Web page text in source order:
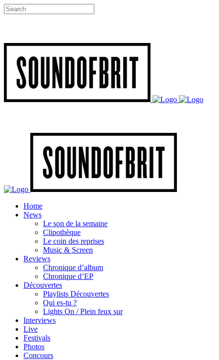
Home
News
Le son de la semaine
Clipothèque
Le coin des reprises
Music & Screen
Reviews
Chronique d’album
Chronique d’EP
Découvertes
Playlists Découvertes
Qui es-tu ?
Lights On / Plein feux sur
Interviews
Live
Festivals
Photos
Concours